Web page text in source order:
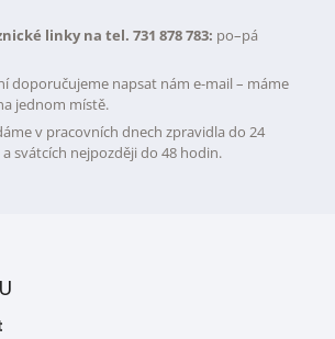
linky na tel. 731 878 783: po–pá
doporučujeme napsat nám e-mail – máme
jednom místě.
v pracovních dnech zpravidla do 24
svátcích nejpozději do 48 hodin.